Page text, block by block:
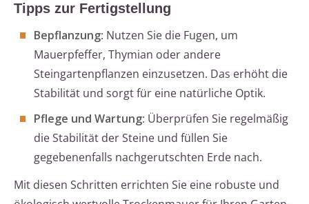
Tipps zur Fertigstellung
Bepflanzung: Nutzen Sie die Fugen, um
Mauerpfeffer, Thymian oder andere
Steingartenpflanzen einzusetzen. Das erhöht die
Stabilität und sorgt für eine natürliche Optik.
Pflege und Wartung: Überprüfen Sie regelmäßig
die Stabilität der Steine und füllen Sie
gegebenenfalls nachgerutschten Erde nach.
Mit diesen Schritten errichten Sie eine robuste und